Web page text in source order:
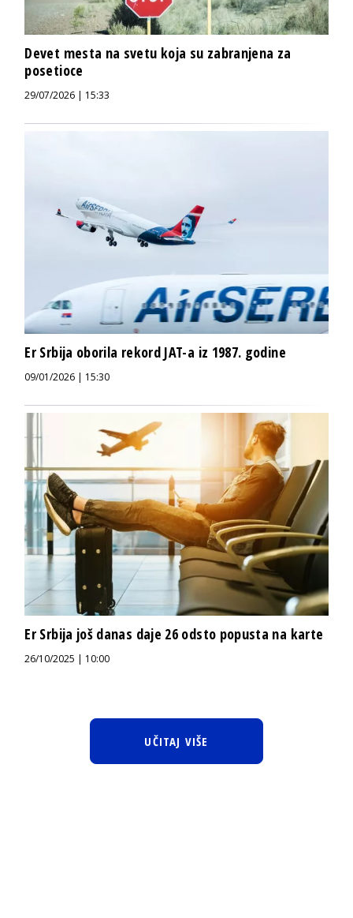
Devet mesta na svetu koja su zabranjena za
posetioce
29/07/2026 | 15:33
Er Srbija oborila rekord JAT-a iz 1987. godine
09/01/2026 | 15:30
Er Srbija još danas daje 26 odsto popusta na karte
26/10/2025 | 10:00
UČITAJ VIŠE